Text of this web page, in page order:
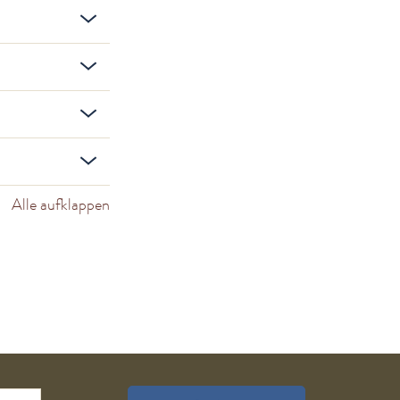
Alle aufklappen